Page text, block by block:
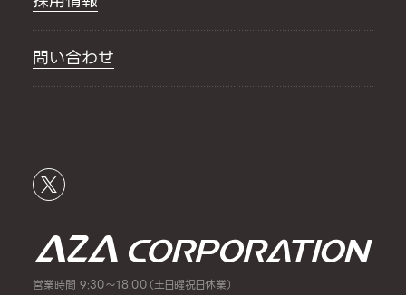
問い合わせ
営業時間 9:30～18:00（土日曜祝日休業）